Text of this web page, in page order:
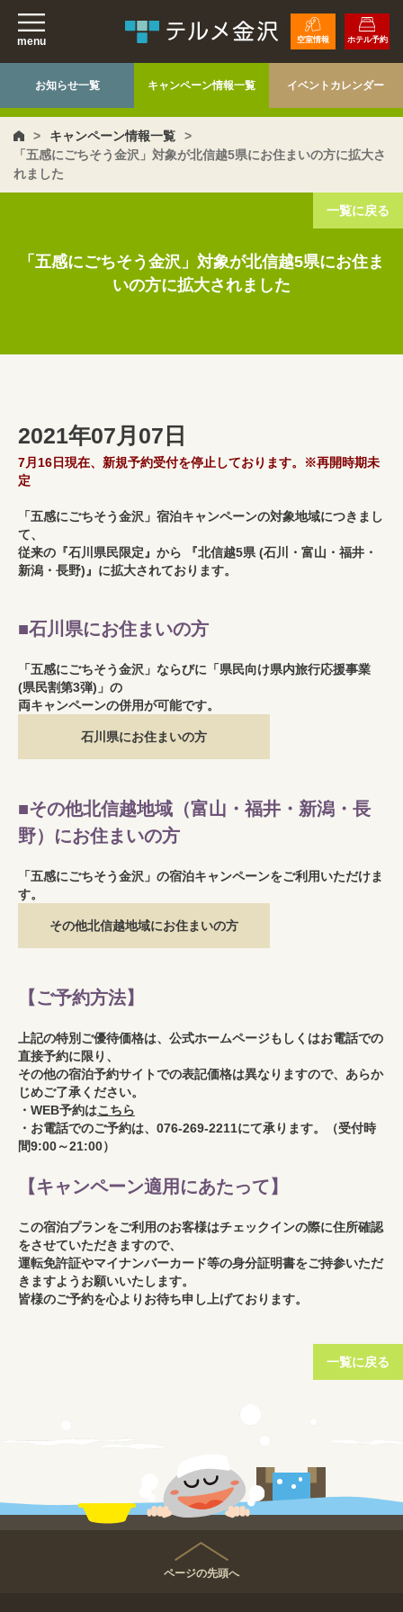
menu 空室情報 ホテル予約
お知らせ一覧 キャンペーン情報一覧 イベントカレンダー
> キャンペーン情報一覧
>
「五感にごちそう金沢」対象が北信越5県にお住まいの方に拡大さ
れました
「五感にごちそう金沢」対象が北信越5県にお住ま
いの方に拡大されました
一覧に戻る
2021年07月07日
7月16日現在、新規予約受付を停止しております。※再開時期未
定
「五感にごちそう金沢」宿泊キャンペーンの対象地域につきまし
て、
従来の『石川県民限定』から 『北信越5県 (石川・富山・福井・
新潟・長野)』に拡大されております。
■石川県にお住まいの方
「五感にごちそう金沢」ならびに「県民向け県内旅行応援事業
(県民割第3弾)」の
両キャンペーンの併用が可能です。
石川県にお住まいの方
■その他北信越地域（富山・福井・新潟・長
野）にお住まいの方
「五感にごちそう金沢」の宿泊キャンペーンをご利用いただけま
す。
その他北信越地域にお住まいの方
【ご予約方法】
上記の特別ご優待価格は、公式ホームページもしくはお電話での
直接予約に限り、
その他の宿泊予約サイトでの表記価格は異なりますので、あらか
じめご了承ください。
・WEB予約はこちら
・お電話でのご予約は、076-269-2211にて承ります。（受付時
間9:00～21:00）
【キャンペーン適用にあたって】
この宿泊プランをご利用のお客様はチェックインの際に住所確認
をさせていただきますので、
運転免許証やマイナンバーカード等の身分証明書をご持参いただ
きますようお願いいたします。
皆様のご予約を心よりお待ち申し上げております。
一覧に戻る
ページの先頭へ